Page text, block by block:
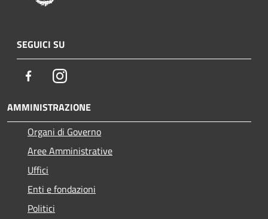
SEGUICI SU
FacebookInstagram
AMMINISTRAZIONE
Organi di Governo
Aree Amministrative
Uffici
Enti e fondazioni
Politici